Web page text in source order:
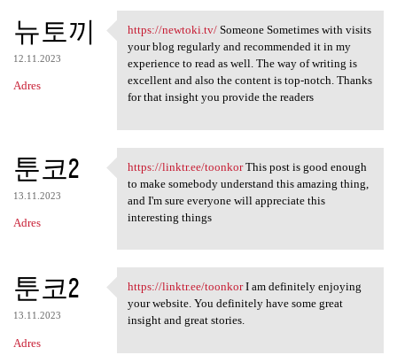
뉴토끼
12.11.2023
Adres
https://newtoki.tv/ Someone
https://newtoki.tv/Someone Sometimes with visits
your blog regularly and recommended it in my
experience to read as well. The way of writing is
excellent and also the content is top-notch. Thanks
for that insight you provide the readers
툰코2
13.11.2023
Adres
https://linktr.ee/toonkor
https://linktr.ee/toonkorThis post is good enough
to make somebody understand this amazing thing,
and I'm sure everyone will appreciate this
interesting things
툰코2
13.11.2023
Adres
https://linktr.ee/toonkor I
https://linktr.ee/toonkorI am definitely enjoying
your website. You definitely have some great
insight and great stories.